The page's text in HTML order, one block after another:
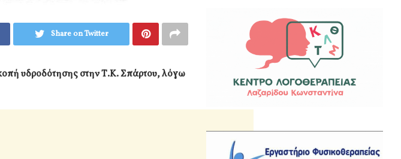
Share on Twitter
υδροδότησης στην Τ.Κ. Σπάρτου, λόγω